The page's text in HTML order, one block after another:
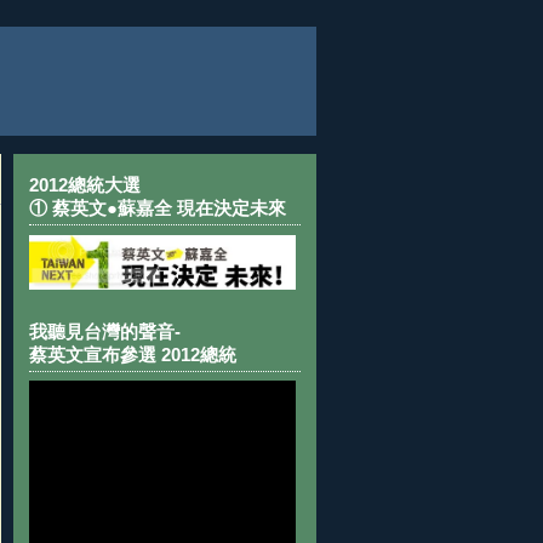
2012總統大選
① 蔡英文●蘇嘉全 現在決定未來
我聽見台灣的聲音-
蔡英文宣布參選 2012總統